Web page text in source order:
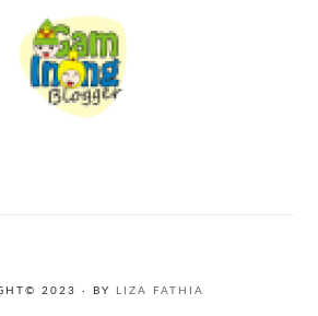
2023 · BY LIZA FATHIA